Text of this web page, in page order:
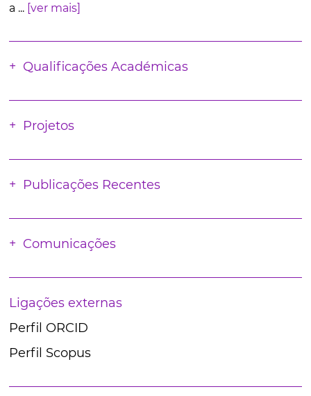
a ... [ver mais]
Qualificações Académicas
Projetos
Publicações Recentes
Comunicações
Ligações externas
Perfil ORCID
Perfil Scopus